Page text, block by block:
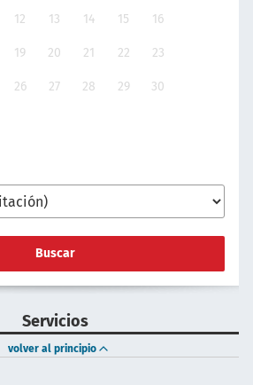
12 13 14 15 16
19 20 21 22 23
26 27 28 29 30
Buscar
Servicios
volver al principio